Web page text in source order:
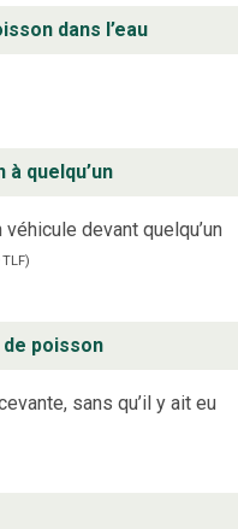
dans l’eau
quelqu’un
devant quelqu’un
TLF)
poisson
sans qu’il y ait eu